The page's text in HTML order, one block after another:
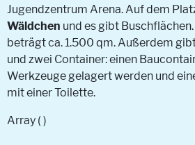
Jugendzentrum Arena. Auf dem
Wäldchen und es gibt
beträgt ca. 1.500 qm. Außerdem
und zwei Container: einen
Werkzeuge gelagert werden und
mit einer Toilette.
Array ( )